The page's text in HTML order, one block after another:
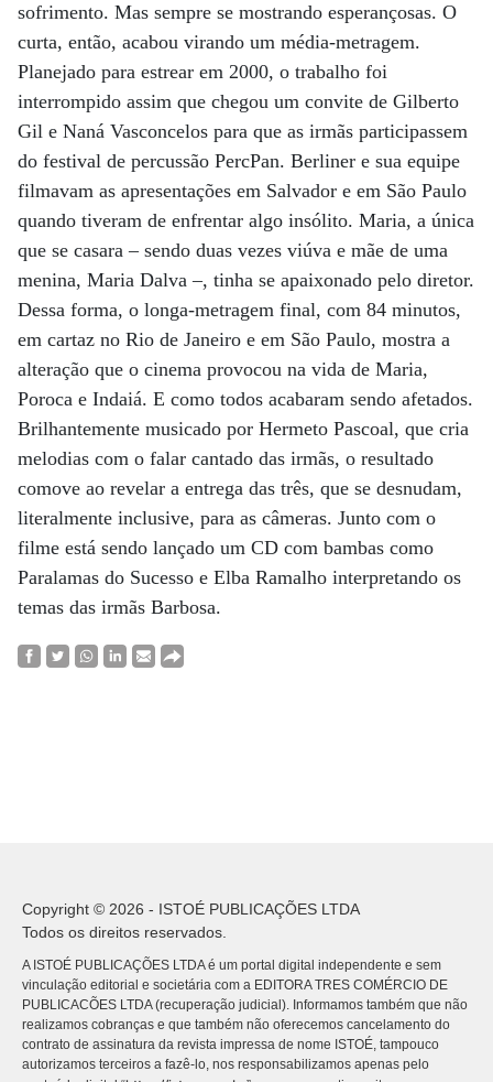
sofrimento. Mas sempre se mostrando esperançosas. O
curta, então, acabou virando um média-metragem.
Planejado para estrear em 2000, o trabalho foi
interrompido assim que chegou um convite de Gilberto
Gil e Naná Vasconcelos para que as irmãs participassem
do festival de percussão PercPan. Berliner e sua equipe
filmavam as apresentações em Salvador e em São Paulo
quando tiveram de enfrentar algo insólito. Maria, a única
que se casara – sendo duas vezes viúva e mãe de uma
menina, Maria Dalva –, tinha se apaixonado pelo diretor.
Dessa forma, o longa-metragem final, com 84 minutos,
em cartaz no Rio de Janeiro e em São Paulo, mostra a
alteração que o cinema provocou na vida de Maria,
Poroca e Indaiá. E como todos acabaram sendo afetados.
Brilhantemente musicado por Hermeto Pascoal, que cria
melodias com o falar cantado das irmãs, o resultado
comove ao revelar a entrega das três, que se desnudam,
literalmente inclusive, para as câmeras. Junto com o
filme está sendo lançado um CD com bambas como
Paralamas do Sucesso e Elba Ramalho interpretando os
temas das irmãs Barbosa.
Copyright © 2026 - ISTOÉ PUBLICAÇÕES LTDA
Todos os direitos reservados.
A ISTOÉ PUBLICAÇÕES LTDA é um portal digital independente e sem
vinculação editorial e societária com a EDITORA TRES COMÉRCIO DE
PUBLICACÕES LTDA (recuperação judicial). Informamos também que não
realizamos cobranças e que também não oferecemos cancelamento do
contrato de assinatura da revista impressa de nome ISTOÉ, tampouco
autorizamos terceiros a fazê-lo, nos responsabilizamos apenas pelo